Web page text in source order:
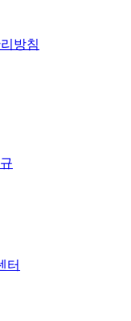
방침
터